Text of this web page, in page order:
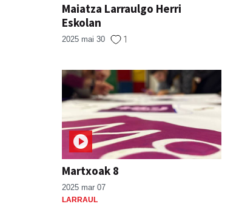
Maiatza Larraulgo Herri
Eskolan
2025 mai 30 1
Martxoak 8
2025 mar 07
LARRAUL